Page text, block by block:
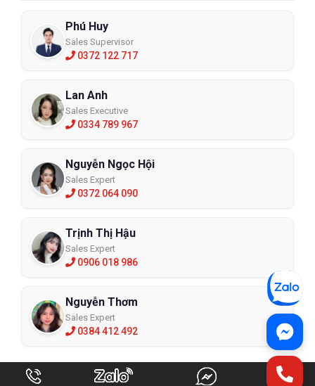
Phú Huy
Sales Supervisor
0372 122 717
Lan Anh
Sales Executive
0334 789 967
Nguyễn Ngọc Hội
Sales Expert
0372 064 090
Trịnh Thị Hậu
Sales Expert
0906 018 986
Nguyễn Thơm
Sales Expert
0384 412 492
Giải pháp chống rơi